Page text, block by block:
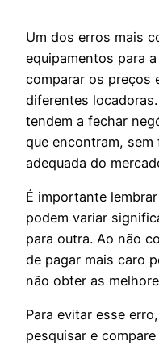
Um dos erros mais
equipamentos para
comparar os preços
diferentes
tendem a fechar
que encontram, sem
adequada do
É importante
podem variar
para outra. Ao não
de pagar mais caro
não obter as
Para evitar esse
pesquisar e